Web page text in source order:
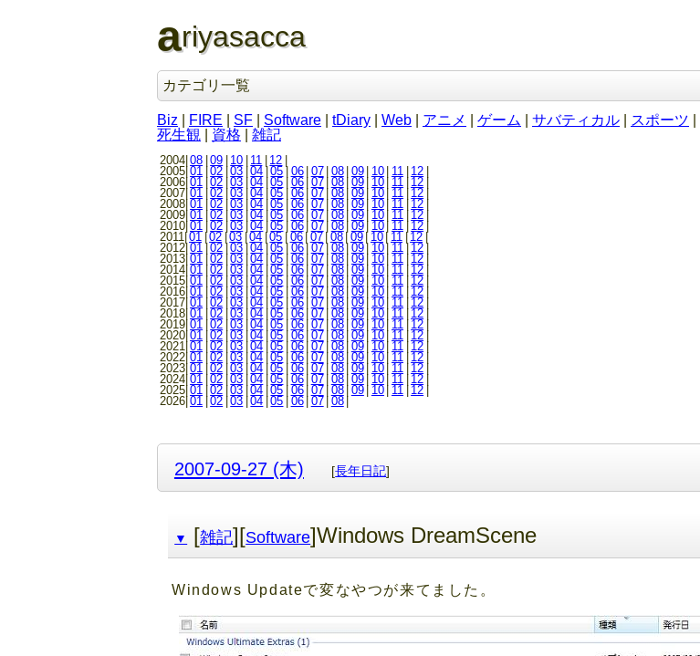
ariyasacca
カテゴリ一覧
Biz FIRE SF Software tDiary Web アニメ ゲーム サバティカル スポーツ
死生観
資格 雑記
2004| 08 09 10 11 12
2005|01 |02 |03 |04 | 05 | 06 07 08 09 10 11 12
2006|01 |02 |03 |04 |05 | 06 | 07 | 08 | 09 | 10 | 11 | 12 |
2007|01 |02 |03 |04 |05 | 06 | 07 | 08 | 09 | 10 | 11 | 12 |
2008|01 |02 |03 |04 |05 | 06 | 07 | 08 | 09 | 10 | 11 | 12 |
2009|01 |02 |03 |04 |05 | 06 | 07 | 08 | 09 | 10 | 11 | 12 |
2010|01 |02 |03 |04 |05 | 06 | 07 | 08 | 09 | 10 | 11 | 12 |
2011|01 |02 |03 |04 |05 |06 |07 |08 |09 | 10 | 11 | 12 |
2012| 01 | 02 | 03 | 04 | 05 | 06| 07| 08| 09| 10| 11 | 12 |
2013|01 |02 |03 |04 |05 | 06 | 07 | 08 | 09 | 10 | 11 | 12 |
2014|01 |02 |03 |04 |05 | 06 | 07 | 08 | 09 | 10 | 11 | 12 |
2015|01 |02 |03 |04 |05 | 06 | 07 | 08 | 09 | 10 | 11 | 12 |
2016|01 |02 |03 |04 |05 | 06 | 07 | 08 | 09 | 10 | 11 | 12 |
2017|01 |02 |03 |04 |05 | 06 | 07 | 08 | 09 | 10 | 11 | 12 |
2018|01 |02 |03 |04 |05 | 06 | 07 | 08 | 09 | 10 | 11 | 12 |
2019|01 |02 |03 |04 |05 | 06 | 07 | 08 | 09 | 10 | 11 | 12 |
2020|01 |02 |03 |04 |05 | 06 | 07 | 08 | 09 | 10 | 11 | 12 |
2021|01 |02 |03 |04 |05 | 06 | 07 | 08 | 09 | 10 | 11 | 12 |
2022|01 |02 |03 |04 |05 | 06 | 07 | 08 | 09 | 10 | 11 | 12 |
2023|01 |02 |03 |04 |05 | 06 | 07 | 08 | 09 | 10 | 11 | 12 |
2024|01 |02 |03 |04 |05 | 06 | 07 | 08 | 09 | 10 | 11 | 12 |
2025|01 |02 |03 |04 |05 | 06 | 07 | 08 | 09 | 10 | 11 | 12 |
2026|01 |02 |03 |04 |05 | 06 | 07 | 08 |
2007-09-27 (木) [長年日記]
▼ [雑記][Software]Windows DreamScene
Windows Updateで変なやつが来てました。